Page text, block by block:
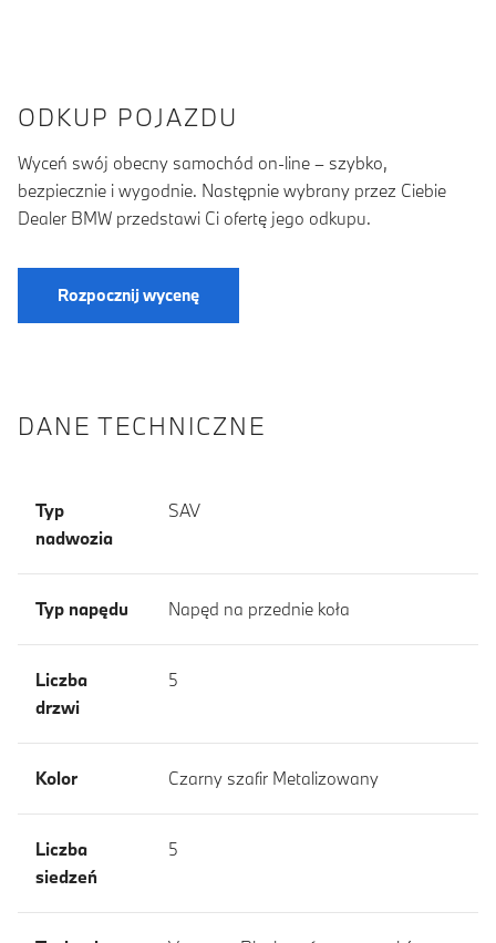
ODKUP POJAZDU
Wyceń swój obecny samochód on-line – szybko,
bezpiecznie i wygodnie. Następnie wybrany przez Ciebie
Dealer BMW przedstawi Ci ofertę jego odkupu.
Rozpocznij wycenę
DANE TECHNICZNE
Typ
nadwozia
SAV
Typ napędu Napęd na przednie koła
Liczba
drzwi
5
Kolor Czarny szafir Metalizowany
Liczba
siedzeń
5